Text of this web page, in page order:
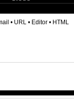
• URL • Editor • HTML